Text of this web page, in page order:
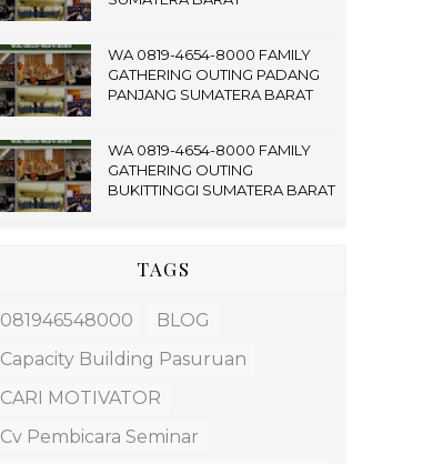
WA 0819-4654-8000 FAMILY
GATHERING OUTING PADANG
PANJANG SUMATERA BARAT
WA 0819-4654-8000 FAMILY
GATHERING OUTING
BUKITTINGGI SUMATERA BARAT
TAGS
081946548000
BLOG
Capacity Building Pasuruan
CARI MOTIVATOR
Cv Pembicara Seminar